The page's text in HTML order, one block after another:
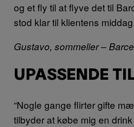
og et fly til at flyve det til
stod klar til klientens
Gustavo, sommelier –
UPASSENDE
“Nogle gange flirter gifte
tilbyder at købe mig en